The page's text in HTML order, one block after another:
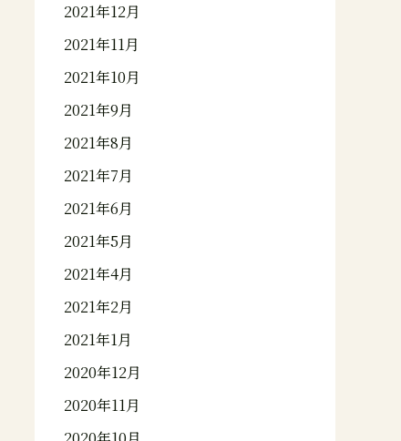
2021年12月
2021年11月
2021年10月
2021年9月
2021年8月
2021年7月
2021年6月
2021年5月
2021年4月
2021年2月
2021年1月
2020年12月
2020年11月